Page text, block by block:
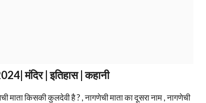
मंदिर | इतिहास | कहानी
माता किसकी कुलदेवी है ? , नागणेची माता का दूसरा नाम , नागणेची